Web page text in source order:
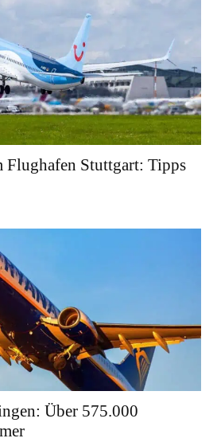
Flughafen Stuttgart: Tipps
Über 575.000